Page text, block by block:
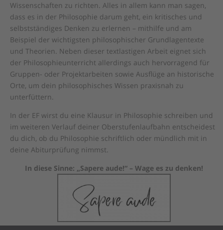
Wissenschaften zu richten. Alles in allem kann man sagen,
dass es in der Philosophie darum geht, ein kritisches und
selbstständiges Denken zu erlernen – mithilfe und am
Beispiel der wichtigsten philosophischer Grundlagentexte
und Theorien. Neben dieser textlastigen Arbeit eignet sich
der Philosophieunterricht allerdings auch hervorragend für
Gruppen- oder Projektarbeiten sowie Ausflüge an historische
Orte, um dein philosophisches Wissen praxisnah zu
unterfüttern.
In der EF wirst du eine Klausur in Philosophie schreiben und
im weiteren Verlauf deiner Oberstufenlaufbahn entscheidest
du dich, ob du Philosophie schriftlich oder mündlich mit in
deine Abiturprüfung nimmst.
In diese Sinne: „Sapere aude!“ – Wage es zu denken!